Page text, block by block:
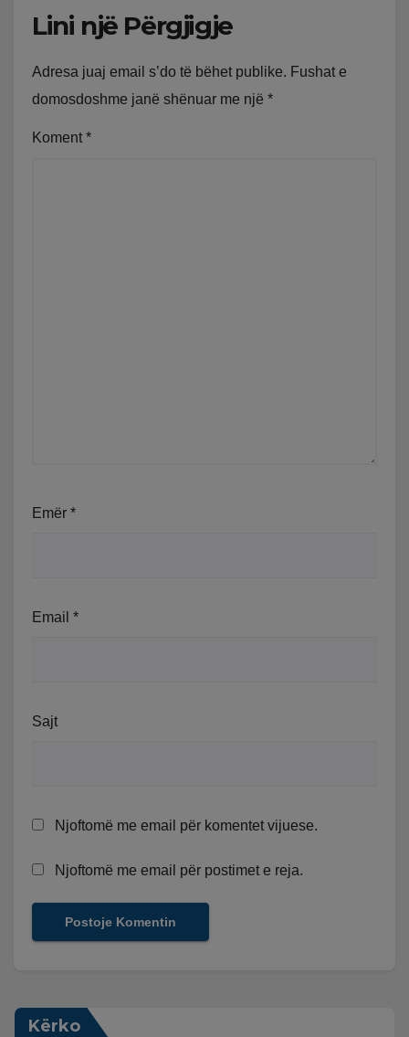
Lini një Përgjigje
Adresa juaj email s’do të bëhet publike. Fushat e
domosdoshme janë shënuar me një *
Koment*
Emër *
Email *
Sajt
Njoftomë me email për komentet vijuese.
Njoftomë me email për postimet e reja.
Kërko